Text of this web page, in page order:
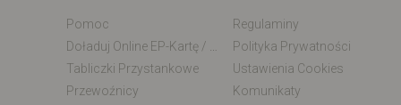
Pomoc
Regulaminy
Polityka Prywatności
Tabliczki Przystankowe
Ustawienia Cookies
Przewoźnicy
Komunikaty